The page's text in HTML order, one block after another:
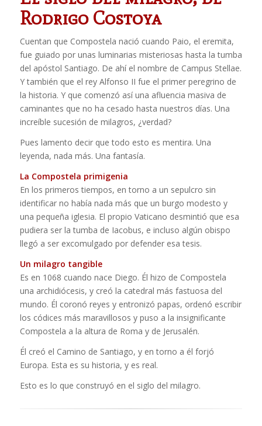
Rodrigo Costoya
Cuentan que Compostela nació cuando Paio, el eremita,
fue guiado por unas luminarias misteriosas hasta la tumba
del apóstol Santiago. De ahí el nombre de Campus Stellae.
Y también que el rey Alfonso II fue el primer peregrino de
la historia. Y que comenzó así una afluencia masiva de
caminantes que no ha cesado hasta nuestros días. Una
increíble sucesión de milagros, ¿verdad?
Pues lamento decir que todo esto es mentira. Una
leyenda, nada más. Una fantasía.
La Compostela primigenia
En los primeros tiempos, en torno a un sepulcro sin
identificar no había nada más que un burgo modesto y
una pequeña iglesia. El propio Vaticano desmintió que esa
pudiera ser la tumba de Iacobus, e incluso algún obispo
llegó a ser excomulgado por defender esa tesis.
Un milagro tangible
Es en 1068 cuando nace Diego. Él hizo de Compostela
una archidiócesis, y creó la catedral más fastuosa del
mundo. Él coronó reyes y entronizó papas, ordenó escribir
los códices más maravillosos y puso a la insignificante
Compostela a la altura de Roma y de Jerusalén.
Él creó el Camino de Santiago, y en torno a él forjó
Europa. Esta es su historia, y es real.
Esto es lo que construyó en el siglo del milagro.